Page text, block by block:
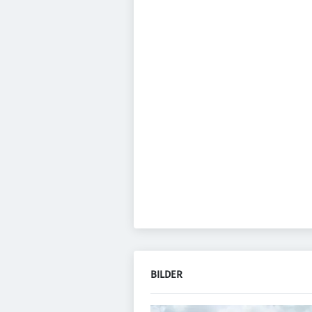
BILDER